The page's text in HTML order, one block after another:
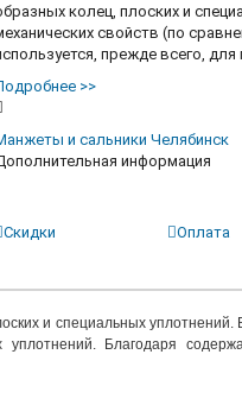
колец, плоских и
свойств (по
прежде всего,
>>
и сальники Челябинск
информация
Скидки Оплата
и специальных
Благодаря